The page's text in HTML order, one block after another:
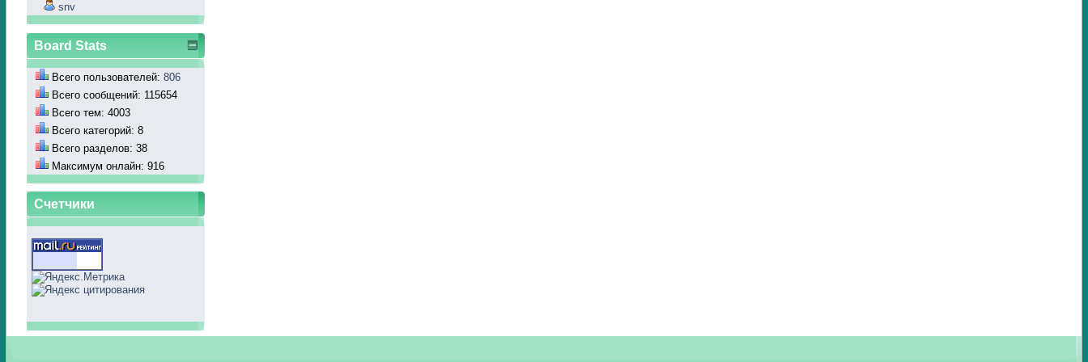
snv
Board Stats
Всего пользователей:806
Всего сообщений: 115654
Всего тем: 4003
Всего категорий: 8
Всего разделов: 38
Максимум онлайн: 916
Счетчики